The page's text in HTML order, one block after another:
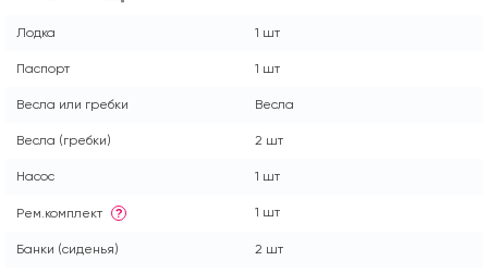
Лодка 1 шт
Паспорт 1 шт
Весла или гребки Весла
Весла (гребки) 2 шт
Насос 1 шт
Рем.комплект ? 1 шт
Банки (сиденья) 2 шт